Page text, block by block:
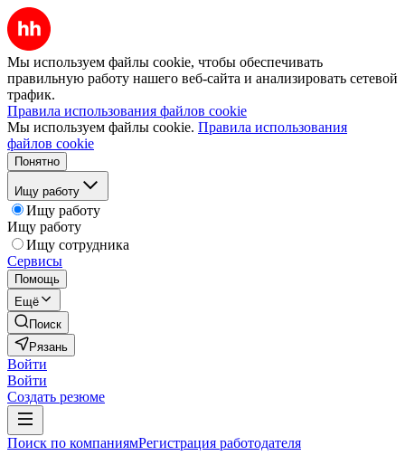
Мы используем файлы cookie, чтобы обеспечивать
правильную работу нашего веб-сайта и анализировать сетевой
трафик.
Правила использования файлов cookie
Мы используем файлы cookie. Правила использования
файлов cookie
Понятно
Ищу работу
Ищу работу
Ищу работу
Ищу сотрудника
Сервисы
Помощь
Ещё
Поиск
Рязань
Войти
Войти
Создать резюме
Поиск по компаниямРегистрация работодателя